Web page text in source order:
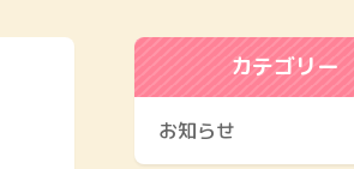
カテゴリー
お知らせ